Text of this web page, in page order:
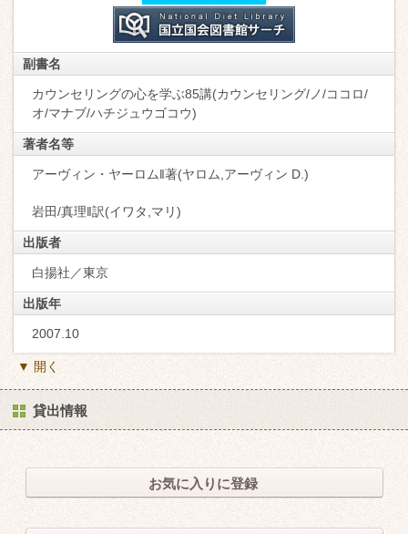
副書名
カウンセリングの心を学ぶ85講(カウンセリング/ノ/ココロ/
オ/マナブ/ハチジュウゴコウ)
著者名等
アーヴィン・ヤーロム‖著(ヤロム,アーヴィン D.)
岩田/真理‖訳(イワタ,マリ)
出版者
白揚社／東京
出版年
2007.10
▼ 開く
貸出情報
お気に入りに登録